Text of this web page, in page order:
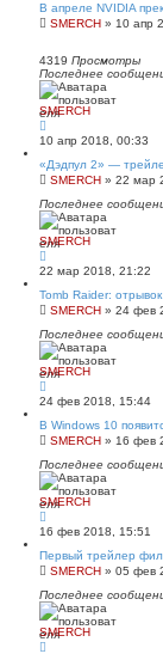
В апреле NVIDIA
SMERCH » 10 апр
4319 Просмотры
Последнее
SMERCH
10 апр 2018, 00:33
«Дэдпул 2» —
SMERCH » 22 мар
Последнее
SMERCH
22 мар 2018, 21:22
Tomb Raider:
SMERCH » 24 фев
Последнее
SMERCH
24 фев 2018, 15:44
В Windows 10
SMERCH » 16 фев
Последнее
SMERCH
16 фев 2018, 15:51
Первый трейлер
SMERCH » 05 фев
Последнее
SMERCH